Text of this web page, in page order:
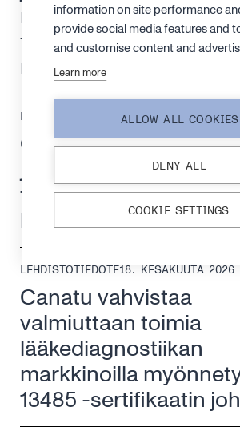
nimittämällä uuden
teknologiajohtajan ja
markkinointijohtajan
LEHDISTÖTIEDOTE 25. KESÄKUUTA 2026
Canatu muuttaa
toiminnan
kasvun
LEHDISTÖTIEDOTE18. KESÄKUUTA 2026
Canatu vahvistaa
valmiuttaan toimia
lääkediagnostiikan
markkinoilla
13485 -sertifikaatin
information on site performance
provide social media features and
and customise content and
Learn more
ALLOW ALL COOKIES
DENY ALL
COOKIE SETTINGS